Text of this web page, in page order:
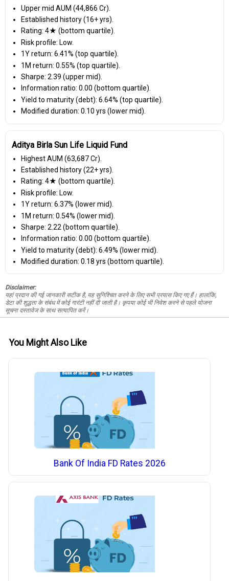
Upper mid AUM (₹44,866 Cr).
Established history (16+ yrs).
Rating: 4★ (bottom quartile).
Risk profile: Low.
1Y return: 6.41% (top quartile).
1M return: 0.55% (top quartile).
Sharpe: 2.39 (upper mid).
Information ratio: 0.00 (bottom quartile).
Yield to maturity (debt): 6.64% (top quartile).
Modified duration: 0.10 yrs (lower mid).
Aditya Birla Sun Life Liquid Fund
Highest AUM (₹63,687 Cr).
Established history (22+ yrs).
Rating: 4★ (bottom quartile).
Risk profile: Low.
1Y return: 6.37% (lower mid).
1M return: 0.54% (lower mid).
Sharpe: 2.22 (bottom quartile).
Information ratio: 0.00 (bottom quartile).
Yield to maturity (debt): 6.49% (lower mid).
Modified duration: 0.18 yrs (bottom quartile).
Disclaimer:
यहां प्रदान की गई जानकारी सटीक है, यह सुनिश्चित करने के लिए सभी प्रयास किए गए हैं। हालांकि,
डेटा की शुद्धता के संबंध में कोई गारंटी नहीं दी जाती है। कृपया कोई भी निवेश करने से पहले योजना
सूचना दस्तावेज के साथ सत्यापित करें।
You Might Also Like
Bank Of India FD Rates 2026